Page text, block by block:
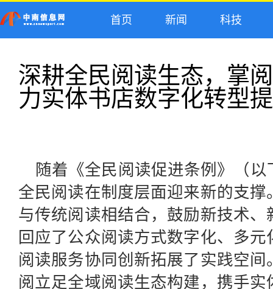
首页 新闻 科技
深耕全民阅读生态，掌
力实体书店数字化转型
随着《全民阅读促进条例》（
全民阅读在制度层面迎来新的支
与传统阅读相结合，鼓励新技术
回应了公众阅读方式数字化、多
阅读服务协同创新拓展了实践空
阅立足全域阅读生态构建，携手